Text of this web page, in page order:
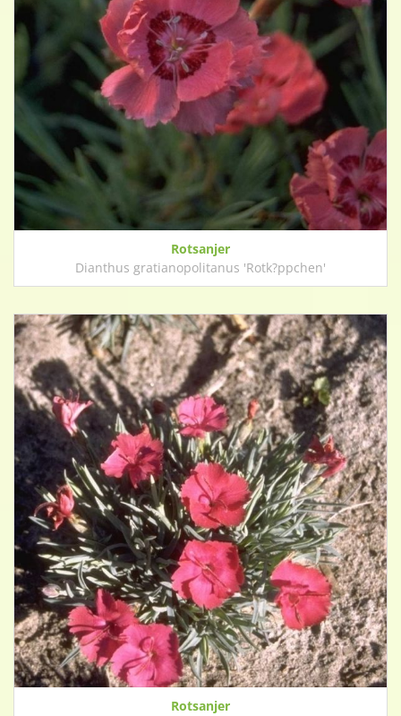
Rotsanjer
Dianthus gratianopolitanus 'Rotk?ppchen'
Rotsanjer